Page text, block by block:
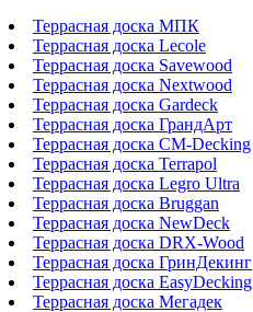
Террасная доска МПК
Террасная доска Lecole
Террасная доска Savewood
Террасная доска Nextwood
Террасная доска Gardeck
Террасная доска ГрандАрт
Террасная доска CM-Decking
Террасная доска Terrapol
Террасная доска Legro Ultra
Террасная доска Bruggan
Террасная доска NewDeck
Террасная доска DRX-Wood
Террасная доска ГринДекинг
Террасная доска EasyDecking
Террасная доска Мегадек